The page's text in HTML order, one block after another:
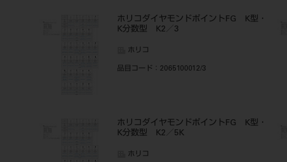
ホリコダイヤモンドポイントFG K型・
K分数型 K2／3
ホリコ
品目コード ：2065100012/3
ホリコダイヤモンドポイントFG K型・
K分数型 K2／5K
ホリコ